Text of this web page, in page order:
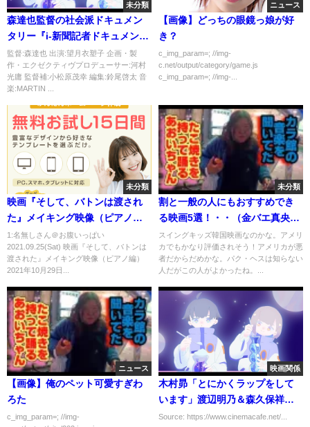
未分類
森達也監督の社会派ドキュメン
タリー『i-新聞記者ドキュメン
ト-』予告
監督:森達也 出演:望月衣塑子 企画・製
作・エクゼクティヴプロデューサー:河村
光庸 監督補:小松原茂幸 編集:鈴尾啓太 音
楽:MARTIN ...
ニュース
【画像】どっちの眼鏡っ娘が好
き？
c_img_param=; //img-
c.net/output/category/game.js
c_img_param=; //img-...
未分類
映画『そして、バトンは渡され
た』メイキング映像（ピアノ
編）2021年10月29日（金）公開
1:名無しさん＠お腹いっぱい
2021.09.25(Sat) 映画『そして、バトンは
渡された』メイキング映像（ピアノ編）
2021年10月29日...
未分類
割と一般の人にもおすすめでき
る映画5選！・・（金バエ真央ち
ゃんにも見て欲しいかもｗ家出
レスラーは超絶大コケ！だけど
おもろいわ！『パーフェクト・
スイングキッズ韓国映画なのかな。アメリ
カでもかなり評価されそう！アメリカが悪
者だからだめかな。パク・ヘスは知らない
人だがこの人がよかったね。...
ニュース
【画像】俺のペット可愛すぎわ
ろた
c_img_param=; //img-
映画関係
木村昴「とにかくラップをして
います」渡辺明乃＆森久保祥太
郎ら、新『シンデレラ』の吹替
Source: https://www.cinemacafe.net/...